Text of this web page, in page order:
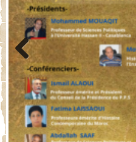
Previo
us